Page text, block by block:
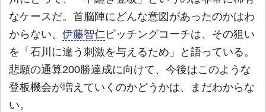
なケースだ。首脳陣にどんな意図があったのかはわ
からない。 伊藤智仁ピッチングコーチは、その狙い
を「石川に違う刺激を与えるため」と語っている。
悲願の通算200勝達成に向けて、今後はこのような
登板機会が増えていくのかどうかは、まだわからな
い。